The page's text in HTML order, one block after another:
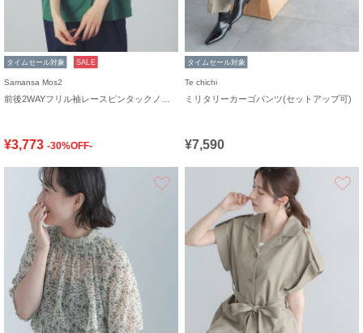
タイムセール対象 SALE
Samansa Mos2
¥3,773 -30%OFF-
タイムセール対象
Te chichi
ミリタリーカーゴパンツ(セットアップ可)
¥7,590